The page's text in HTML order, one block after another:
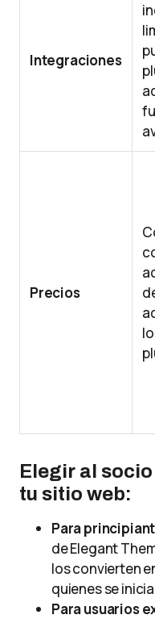
Integraciones
Precios
Elegir al
tu sitio web:
Para
de Elegant
los convierten
quienes se
Para usuarios